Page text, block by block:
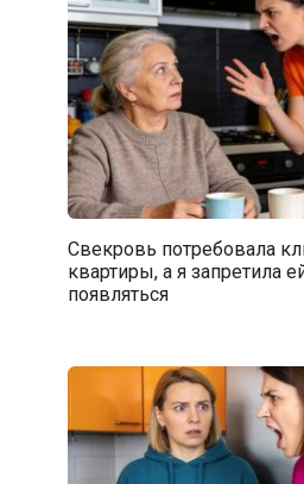
Свекровь потребовала
квартиры, а я запретила
появляться